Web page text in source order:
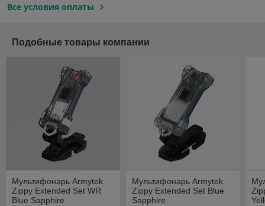
Все условия оплаты
Подобные товары компании
Мультифонарь Armytek
Zippy Extended Set WR
Blue Sapphire
Мультифонарь Armytek
Zippy Extended Set Blue
Sapphire